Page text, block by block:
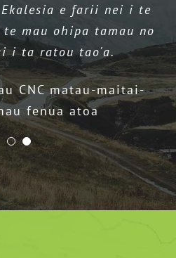
Te
haamana'o
nei
au
i
te
mahana
o
te
mahana
hopea
O vau te raatira o te
ua haamaere vau i
tao'a.
,Te hoho'a rahi roa a'e
hoo
e farii nei i te
mau ohipa tamau no
i ta ratou tao'a.
CNC matau-maitai-
fenua atoa